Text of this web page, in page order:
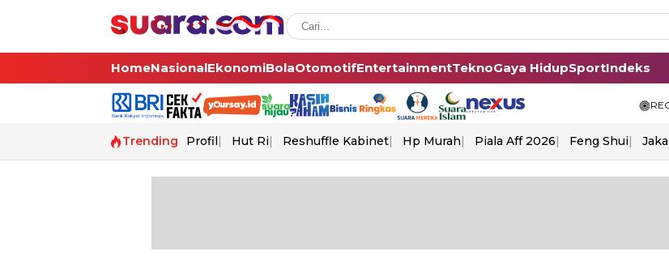
HomeNasionalEkonomiBolaOtomotifEntertainmentTeknoGaya HidupSportIndeks
Trending Profil Hut Ri Reshuffle Kabinet Hp Murah Piala Aff 2026 Feng Shui